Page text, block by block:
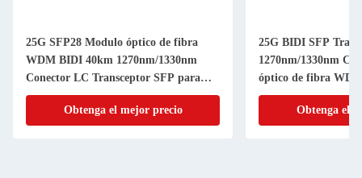
25G SFP28 Modulo óptico de fibra
WDM BIDI 40km 1270nm/1330nm
Conector LC Transceptor SFP para
transmisión a larga distancia
Obtenga el mejor precio
25G BIDI SFP
1270nm/1330nm
óptico de fibra
a larga distancia
Obtenga el